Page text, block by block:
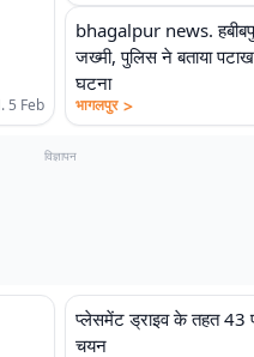
5 Feb
bhagalpur news.
जख्मी, पुलिस ने बताया
घटना
भागलपुर >
विज्ञापन
प्लेसमेंट ड्राइव के तहत 43
चयन